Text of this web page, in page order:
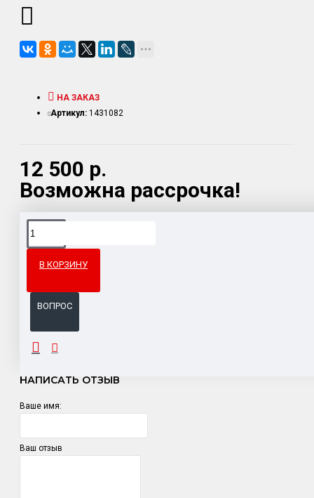
12 500 р.
Возможна рассрочка!
НА ЗАКАЗ
Артикул: 1431082
В КОРЗИНУ
ВОПРОС
Доставка товара по всему Таможенному союзу.
ОТЗЫВЫ
НАПИСАТЬ ОТЗЫВ
Ваше имя:
Ваш отзыв